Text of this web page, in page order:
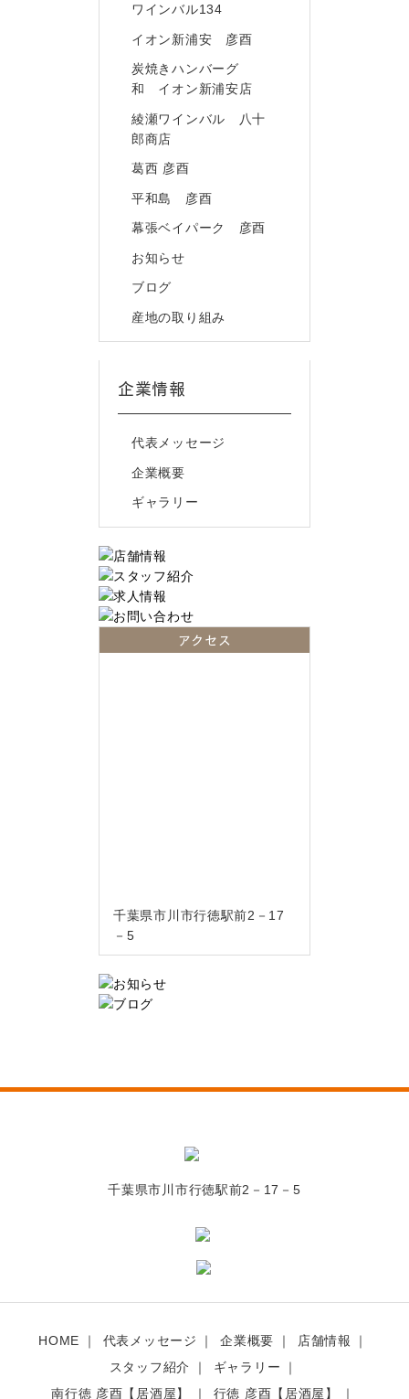
ワインバル134
イオン新浦安 彦酉
炭焼きハンバーグ
和 イオン新浦安店
綾瀬ワインバル 八十
郎商店
葛西 彦酉
平和島 彦酉
幕張ベイパーク 彦酉
お知らせ
ブログ
産地の取り組み
企業情報
代表メッセージ
企業概要
ギャラリー
アクセス
千葉県市川市行徳駅前2－17
－5
千葉県市川市行徳駅前2－17－5
HOME 代表メッセージ 企業概要
店舗情報
スタッフ紹介
ギャラリー
南行徳 彦酉【居酒屋】
行徳 彦酉【居酒屋】